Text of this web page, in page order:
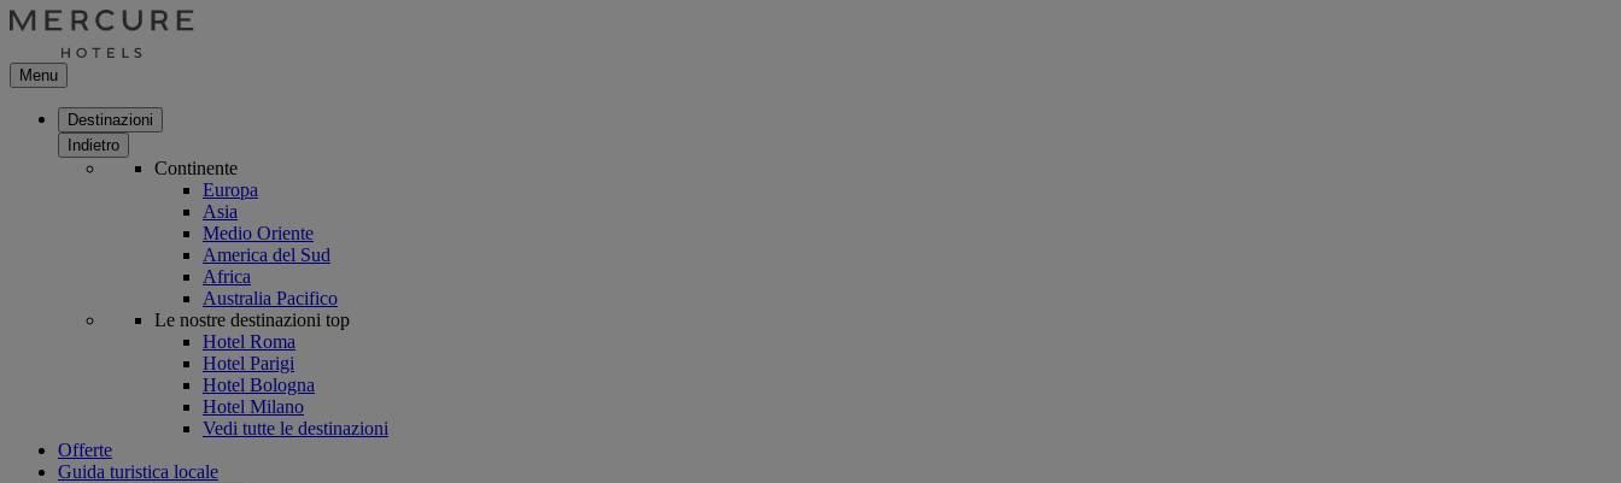
Menu
Destinazioni
Indietro
Continente
Europa
Asia
Medio Oriente
America del Sud
Africa
Australia Pacifico
Le nostre destinazioni top
Hotel Roma
Hotel Parigi
Hotel Bologna
Hotel Milano
Vedi tutte le destinazioni
Offerte
Guida turistica locale